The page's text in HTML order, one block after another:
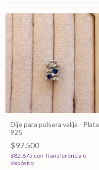
Dije para pulsera valija - Plata
925
$97.500
$82.875 con Transferencia o
depósito